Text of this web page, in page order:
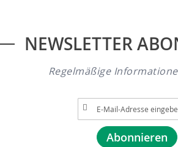
NEWSLETTER
Regelmäßige
Abonnieren